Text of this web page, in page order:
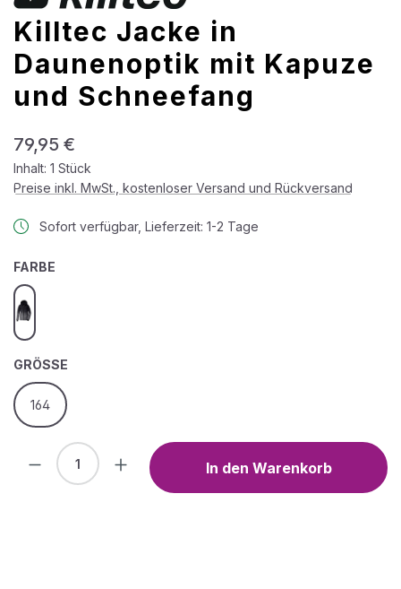
Killtec Jacke in
Daunenoptik mit Kapuze
und Schneefang
Regulärer Preis:
79,95 €
Inhalt: 1 Stück
Preise inkl. MwSt., kostenloser Versand und Rückversand
Sofort verfügbar, Lieferzeit: 1-2 Tage
FARBE
neon blue
GRÖSSE
164
Produkt Anzahl: Gib den gewünschten
In den Warenkorb